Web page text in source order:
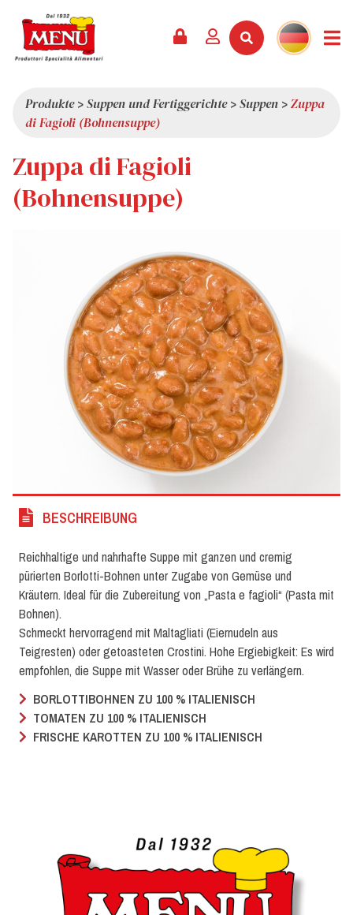
KATALOG
SERVICES
NEUHEITEN
PRÄMIEN
PRESSESCHAU
ÜBER UNS
QUALITÄT
WERTE
INTERESSANTES
Produkte>Suppen und Fertiggerichte>Suppen >Zuppa
di Fagioli (Bohnensuppe)
Zuppa di Fagioli
(Bohnensuppe)
BESCHREIBUNG
Reichhaltige und nahrhafte Suppe mit ganzen und cremig
pürierten Borlotti-Bohnen unter Zugabe von Gemüse und
Kräutern. Ideal für die Zubereitung von „Pasta e fagioli“ (Pasta mit
Bohnen).
Schmeckt hervorragend mit Maltagliati (Eiernudeln aus
Teigresten) oder getoasteten Crostini. Hohe Ergiebigkeit: Es wird
empfohlen, die Suppe mit Wasser oder Brühe zu verlängern.
BORLOTTIBOHNEN ZU 100 % ITALIENISCH
TOMATEN ZU 100 % ITALIENISCH
FRISCHE KAROTTEN ZU 100 % ITALIENISCH